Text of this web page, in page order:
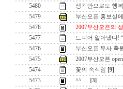
5480
생각만으로도 행
5479
부산오픈 홍보실
5478
2007부산오픈의
5477
드디어 알아냈다!
5476
부산오픈 무사 축
5475
2007부산오픈
5474
꽃의 속삭임 [9]
5473
^^..... [3]